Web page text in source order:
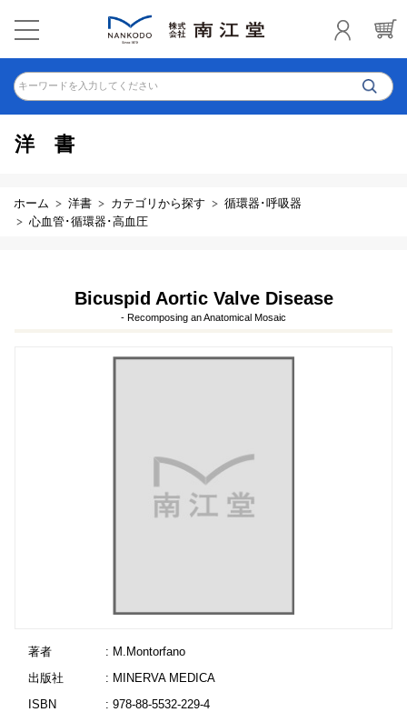
キーワードを入力してください
洋書
ホーム 洋書 カテゴリから探す
循環器･呼吸器
心血管･循環器･高血圧
Bicuspid Aortic Valve Disease
- Recomposing an Anatomical Mosaic
著者
: M.Montorfano
出版社
: MINERVA MEDICA
ISBN
: 978-88-5532-229-4